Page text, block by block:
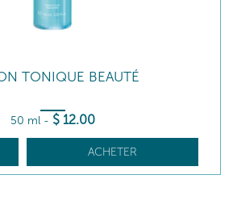
TONIQUE BEAUTÉ
50 ml - $ 12.00
ACHETER